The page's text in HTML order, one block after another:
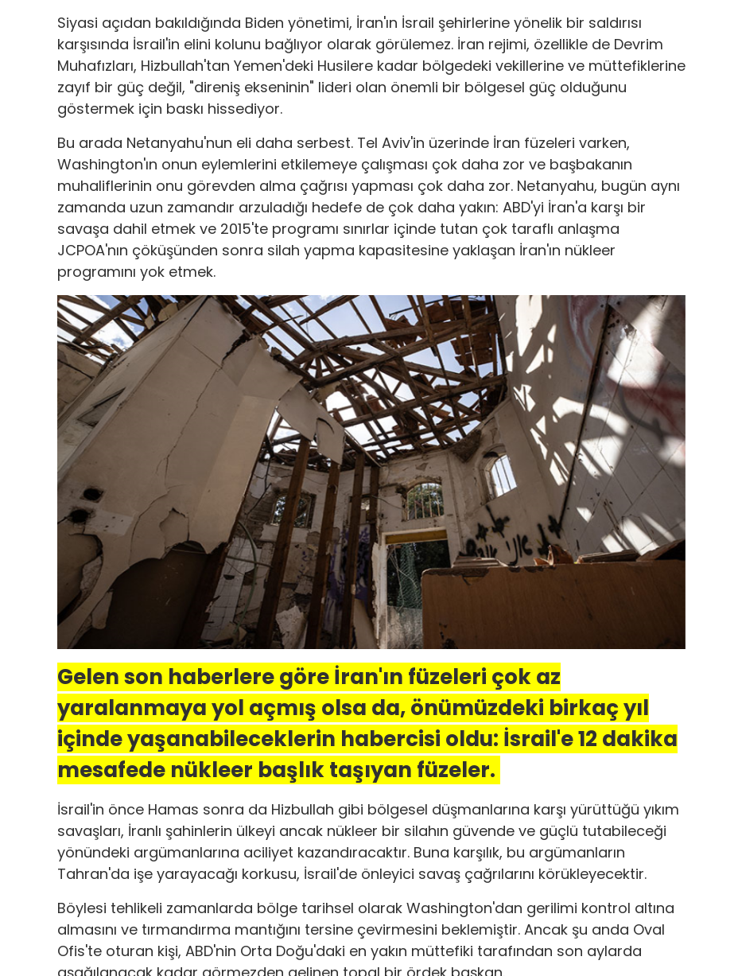
Siyasi açıdan bakıldığında Biden yönetimi, İran'ın İsrail şehirlerine yönelik bir saldırısı
karşısında İsrail'in elini kolunu bağlıyor olarak görülemez. İran rejimi, özellikle de Devrim
Muhafızları, Hizbullah'tan Yemen'deki Husilere kadar bölgedeki vekillerine ve müttefiklerine
zayıf bir güç değil, "direniş ekseninin" lideri olan önemli bir bölgesel güç olduğunu
göstermek için baskı hissediyor.
Bu arada Netanyahu'nun eli daha serbest. Tel Aviv'in üzerinde İran füzeleri varken,
Washington'ın onun eylemlerini etkilemeye çalışması çok daha zor ve başbakanın
muhaliflerinin onu görevden alma çağrısı yapması çok daha zor. Netanyahu, bugün aynı
zamanda uzun zamandır arzuladığı hedefe de çok daha yakın: ABD'yi İran'a karşı bir
savaşa dahil etmek ve 2015'te programı sınırlar içinde tutan çok taraflı anlaşma
JCPOA'nın çöküşünden sonra silah yapma kapasitesine yaklaşan İran'ın nükleer
programını yok etmek.
Gelen son haberlere göre İran'ın füzeleri çok az
yaralanmaya yol açmış olsa da, önümüzdeki birkaç yıl
içinde yaşanabileceklerin habercisi oldu: İsrail'e 12 dakika
mesafede nükleer başlık taşıyan füzeler.
İsrail'in önce Hamas sonra da Hizbullah gibi bölgesel düşmanlarına karşı yürüttüğü yıkım
savaşları, İranlı şahinlerin ülkeyi ancak nükleer bir silahın güvende ve güçlü tutabileceği
yönündeki argümanlarına aciliyet kazandıracaktır. Buna karşılık, bu argümanların
Tahran'da işe yarayacağı korkusu, İsrail'de önleyici savaş çağrılarını körükleyecektir.
Böylesi tehlikeli zamanlarda bölge tarihsel olarak Washington'dan gerilimi kontrol altına
almasını ve tırmandırma mantığını tersine çevirmesini beklemiştir. Ancak şu anda Oval
Ofis'te oturan kişi, ABD'nin Orta Doğu'daki en yakın müttefiki tarafından son aylarda